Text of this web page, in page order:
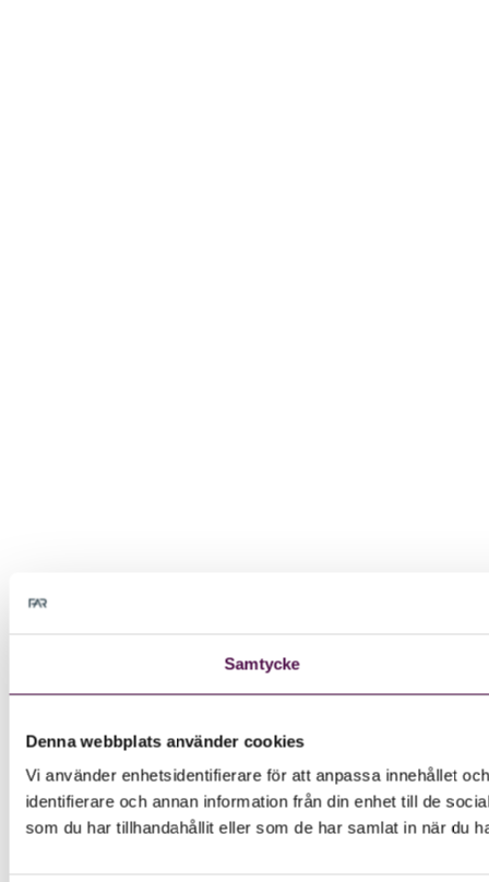
Samtycke
Denna webbplats använder cookies
Vi använder enhetsidentifierare för att anpassa innehållet
identifierare och annan information från din enhet till de
som du har tillhandahållit eller som de har samlat in när du